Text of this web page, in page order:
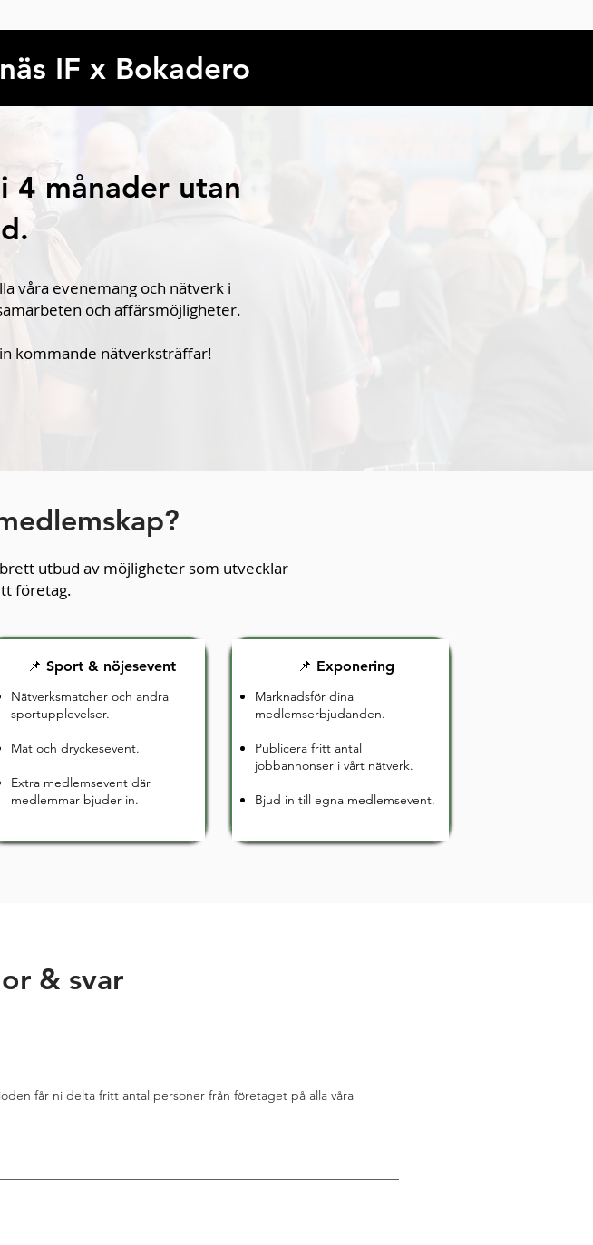
IF x Bokadero
4 månader utan
våra evenemang och nätverk i
och affärsmöjligheter.
kommande nätverksträffar!
utbud av möjligheter som utvecklar
företag.
📌 Sport & nöjesevent
Nätverksmatcher och andra
sportupplevelser.
Mat och dryckesevent.
Extra medlemsevent där
medlemmar bjuder in.
📌 Exponering
Marknadsför dina
medlemserbjudanden.
Publicera fritt antal
jobbannonser i vårt nätverk.
Bjud in till egna medlemsevent.
& svar
får ni delta fritt antal personer från företaget på alla våra